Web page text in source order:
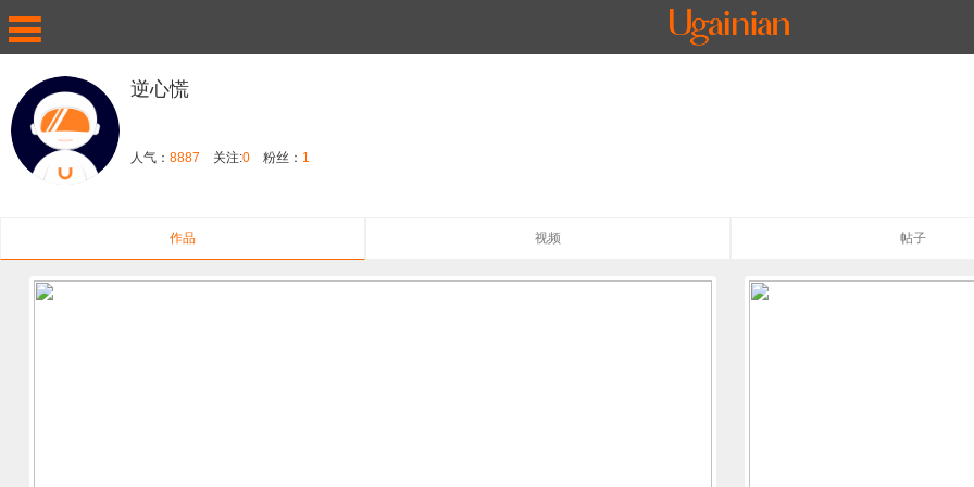
逆心慌
人气： 8887 关注:0 粉丝： 1
作品 视频 帖子